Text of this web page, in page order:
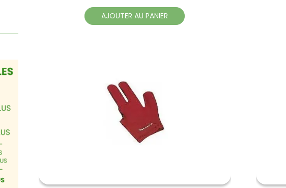
AJOUTER AU PANIER